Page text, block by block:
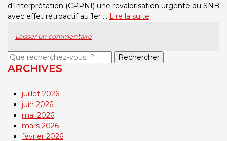
d’Interprétation (CPPNI) une revalorisation urgente du SNB
avec effet rétroactif au 1er … Lire la suite
Laisser un commentaire
Objet
de
ARCHIVES
juillet 2026
juin 2026
mai 2026
mars 2026
février 2026